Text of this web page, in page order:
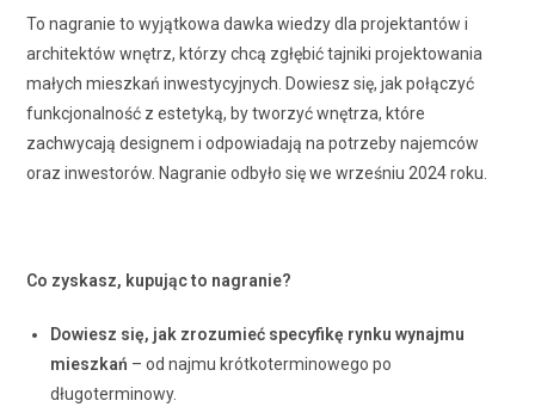
To nagranie to wyjątkowa dawka wiedzy dla projektantów i
architektów wnętrz, którzy chcą zgłębić tajniki projektowania
małych mieszkań inwestycyjnych. Dowiesz się, jak połączyć
funkcjonalność z estetyką, by tworzyć wnętrza, które
zachwycają designem i odpowiadają na potrzeby najemców
oraz inwestorów. Nagranie odbyło się we wrześniu 2024 roku.
Co zyskasz, kupując to nagranie?
Dowiesz się, jak zrozumieć specyfikę rynku wynajmu
mieszkań – od najmu krótkoterminowego po
długoterminowy.